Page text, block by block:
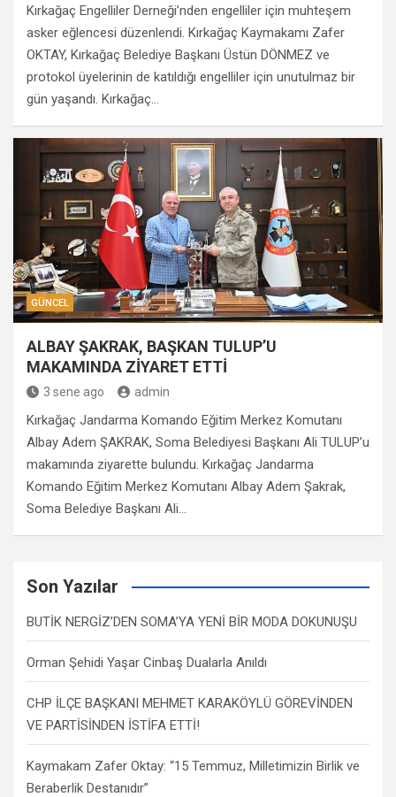
Kırkağaç Engelliler Derneği’nden engelliler için muhteşem
asker eğlencesi düzenlendi. Kırkağaç Kaymakamı Zafer
OKTAY, Kırkağaç Belediye Başkanı Üstün DÖNMEZ ve
protokol üyelerinin de katıldığı engelliler için unutulmaz bir
gün yaşandı. Kırkağaç…
GÜNCEL
ALBAY ŞAKRAK, BAŞKAN TULUP’U
MAKAMINDA ZİYARET ETTİ
3 sene ago admin
Kırkağaç Jandarma Komando Eğitim Merkez Komutanı
Albay Adem ŞAKRAK, Soma Belediyesi Başkanı Ali TULUP’u
makamında ziyarette bulundu. Kırkağaç Jandarma
Komando Eğitim Merkez Komutanı Albay Adem Şakrak,
Soma Belediye Başkanı Ali…
Son Yazılar
BUTİK NERGİZ’DEN SOMA’YA YENİ BİR MODA DOKUNUŞU
Orman Şehidi Yaşar Cinbaş Dualarla Anıldı
CHP İLÇE BAŞKANI MEHMET KARAKÖYLÜ GÖREVİNDEN
VE PARTİSİNDEN İSTİFA ETTİ!
Kaymakam Zafer Oktay: “15 Temmuz, Milletimizin Birlik ve
Beraberlik Destanıdır”